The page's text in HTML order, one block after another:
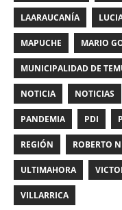
LAARAUCANÍA
MAPUCHE MARIO
MUNICIPALIDAD DE
NOTICIA NOTICIAS
PANDEMIA PDI
REGIÓN ROBERTO
ULTIMAHORA
VILLARRICA